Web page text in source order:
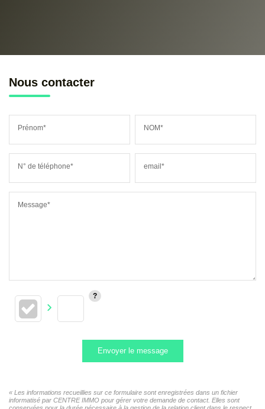
Nous contacter
Prénom* NOM*
N° de téléphone* email*
Message*
Envoyer le message
« Les informations recueillies sur ce formulaire sont enregistrées dans un fichier
informatisé par CENTRE IMMO pour gérer votre demande de contact. Elles sont
conservées pour la durée nécessaire à la gestion de la relation client dans le respect